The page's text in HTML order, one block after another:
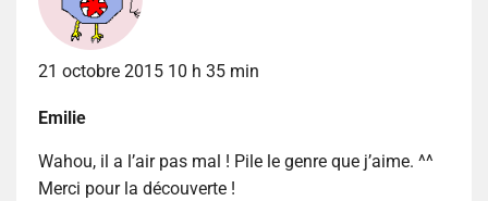
21 octobre 2015 10 h 35 min
Emilie
Wahou, il a l’air pas mal ! Pile le genre que j’aime. ^^
Merci pour la découverte !